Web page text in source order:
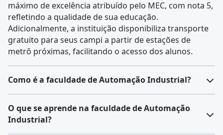
máximo de excelência atribuído pelo MEC, com nota 5,
refletindo a qualidade de sua educação.
Adicionalmente, a instituição disponibiliza transporte
gratuito para seus campi a partir de estações de
metrô próximas, facilitando o acesso dos alunos.
Como é a faculdade de Automação Industrial?
O curso de Automação Industrialprepara
profissionais para implementar e gerenciar
O que se aprende na faculdade de Automação
Industrial?